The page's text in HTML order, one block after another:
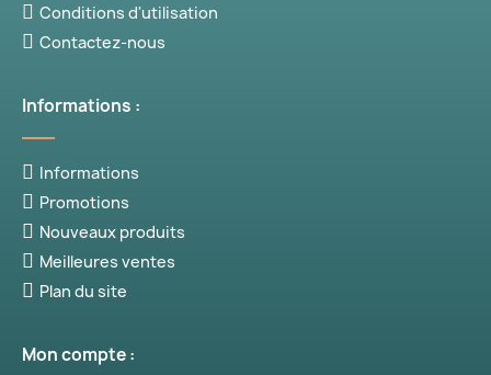
Conditions d'utilisation
Contactez-nous
Informations :
Informations
Promotions
Nouveaux produits
Meilleures ventes
Plan du site
Mon compte :